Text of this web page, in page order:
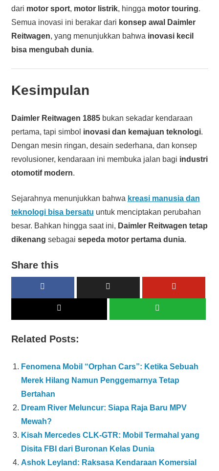
dari motor sport, motor listrik, hingga motor touring.
Semua inovasi ini berakar dari konsep awal Daimler
Reitwagen, yang menunjukkan bahwa inovasi kecil
bisa mengubah dunia.
Kesimpulan
Daimler Reitwagen 1885bukan sekadar kendaraan
pertama, tapi simbol inovasi dan kemajuan teknologi.
Dengan mesin ringan, desain sederhana, dan konsep
revolusioner, kendaraan ini membuka jalan bagi industri
otomotif modern.
Sejarahnya menunjukkan bahwa kreasi manusia dan
teknologi bisa bersatu untuk menciptakan perubahan
besar. Bahkan hingga saat ini, Daimler Reitwagen tetap
dikenang sebagai sepeda motor pertama dunia.
Share this
Related Posts:
Fenomena Mobil “Orphan Cars”: Ketika Sebuah
Merek Hilang Namun Penggemarnya Tetap
Bertahan
Dream River Meluncur: Siapa Raja Baru MPV
Mewah?
Kisah Mercedes CLK-GTR: Mobil Termahal yang
Disita FBI dari Buronan Kelas Dunia
Ashok Leyland: Raksasa Kendaraan Komersial